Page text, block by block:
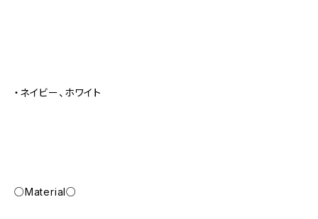
・ネイビー、ホワイト
○Material○